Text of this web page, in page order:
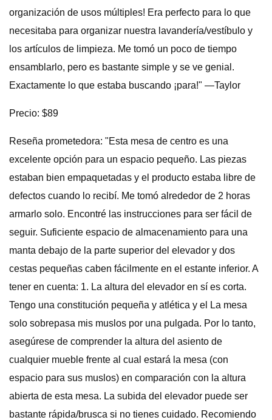
organización de usos múltiples! Era perfecto para lo que
necesitaba para organizar nuestra lavandería/vestíbulo y
los artículos de limpieza. Me tomó un poco de tiempo
ensamblarlo, pero es bastante simple y se ve genial.
Exactamente lo que estaba buscando ¡para!" —Taylor
Precio: $89
Reseña prometedora: "Esta mesa de centro es una
excelente opción para un espacio pequeño. Las piezas
estaban bien empaquetadas y el producto estaba libre de
defectos cuando lo recibí. Me tomó alrededor de 2 horas
armarlo solo. Encontré las instrucciones para ser fácil de
seguir. Suficiente espacio de almacenamiento para una
manta debajo de la parte superior del elevador y dos
cestas pequeñas caben fácilmente en el estante inferior. A
tener en cuenta: 1. La altura del elevador en sí es corta.
Tengo una constitución pequeña y atlética y el La mesa
solo sobrepasa mis muslos por una pulgada. Por lo tanto,
asegúrese de comprender la altura del asiento de
cualquier mueble frente al cual estará la mesa (con
espacio para sus muslos) en comparación con la altura
abierta de esta mesa. La subida del elevador puede ser
bastante rápida/brusca si no tienes cuidado. Recomiendo